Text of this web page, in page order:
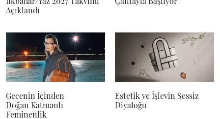
Açıklandı
Gecenin İçinden
Doğan Katmanlı
Feminenlik
Estetik ve İşlevin Sessiz
Diyaloğu